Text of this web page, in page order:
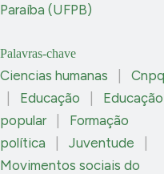
Paraíba (UFPB)
Palavras-chave
Ciencias humanas
Cnpq
Educação
Educação
popular
Formação
política
Juventude
Movimentos sociais do